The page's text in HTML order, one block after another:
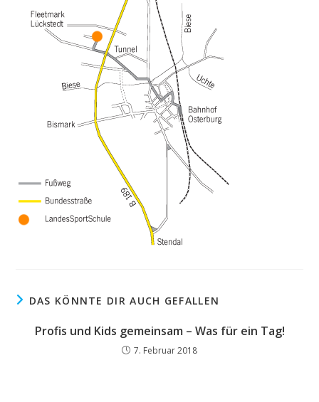
DAS KÖNNTE DIR AUCH GEFALLEN
Profis und Kids gemeinsam – Was für ein Tag!
7. Februar 2018